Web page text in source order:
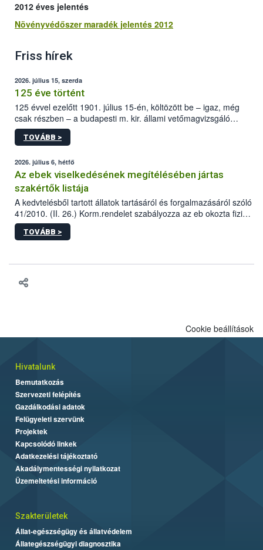
2012 éves jelentés
Növényvédőszer maradék jelentés 2012
Friss hírek
2026. július 15, szerda
125 éve történt
125 évvel ezelőtt 1901. július 15-én, költözött be – igaz, még
csak részben – a budapesti m. kir. állami vetőmagvizsgáló
állomás a Kis Rókus utca 15. szám alatti, Czigler Győző által
tervezett új épületébe.
TOVÁBB >
2026. július 6, hétfő
Az ebek viselkedésének megítélésében jártas
szakértők listája
A kedvtelésből tartott állatok tartásáról és forgalmazásáról szóló
41/2010. (II. 26.) Korm.rendelet szabályozza az eb okozta fizikai
sérülés, illetve ennek veszélye keletkezésekor felmerülő
hatósági feladatokat, valamint a veszélyes eb tartását és annak
TOVÁBB >
Cookie beállítások
Hivatalunk
Bemutatkozás
Szervezeti felépítés
Gazdálkodási adatok
Felügyeleti szervünk
Projektek
Kapcsolódó linkek
Adatkezelési tájékoztató
Akadálymentességi nyilatkozat
Üzemeltetési információ
Szakterületek
Állat-egészségügy és állatvédelem
Állategészségügyi diagnosztika